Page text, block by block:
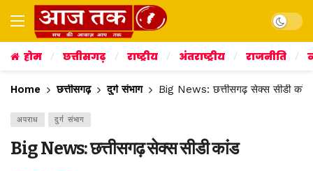
Dark
होम छत्तीसगढ़ राष्ट्रीय अंतराष्ट्रीय राजनीति
Home छत्तीसगढ़ दुर्ग संभाग Big News: छत्तीसगढ़ सेक्स सीडी कांड
अपराध दुर्ग संभाग
Big News: छत्तीसगढ़ सेक्स सीडी कांड